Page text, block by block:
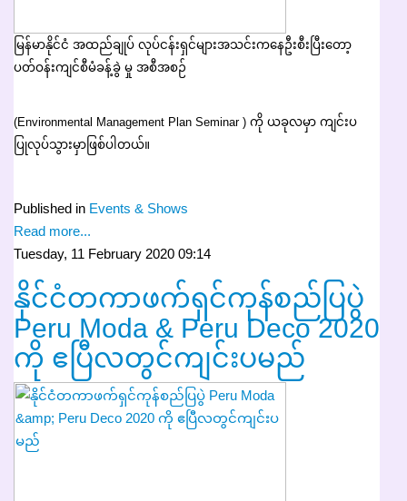
မြန်မာနိုင်ငံ အထည်ချုပ် လုပ်ငန်းရှင်များအသင်းကနေဦးစီးပြီးတော့
ပတ်ဝန်းကျင်စီမံခန့်ခွဲ မှု အစီအစဉ်
(Environmental Management Plan Seminar ) ကို ယခုလမှာ ကျင်းပ
ပြုလုပ်သွားမှာဖြစ်ပါတယ်။
Published in Events & Shows
Read more...
Tuesday, 11 February 2020 09:14
နိုင်ငံတကာဖက်ရှင်ကုန်စည်ပြပွဲ
Peru Moda & Peru Deco 2020
ကို ဧပြီလတွင်ကျင်းပမည်